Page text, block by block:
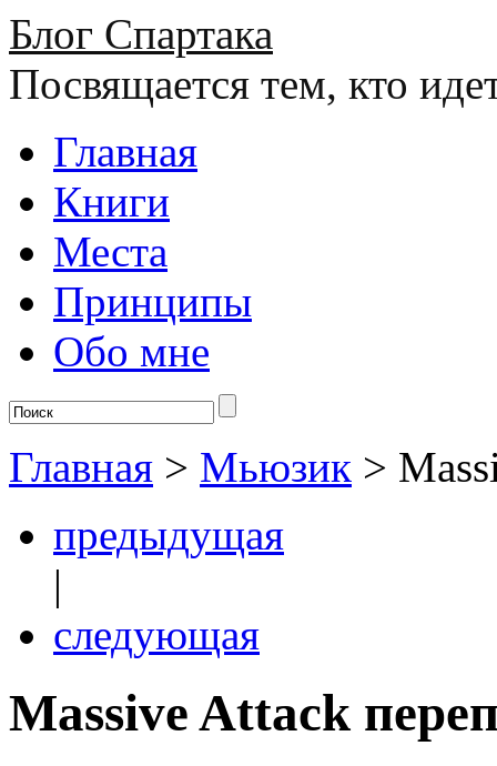
Блог Спартака
Посвящается тем, кто
Главная
Книги
Места
Принципы
Обо мне
Главная > Мьюзик >
предыдущая
|
следующая
Massive Attack